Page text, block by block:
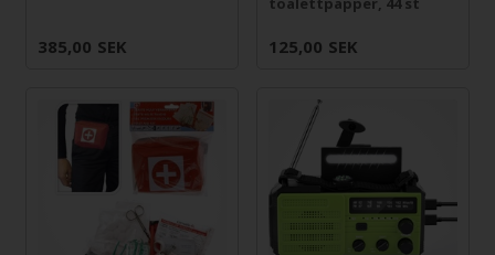
385,00 SEK 125,00 SEK